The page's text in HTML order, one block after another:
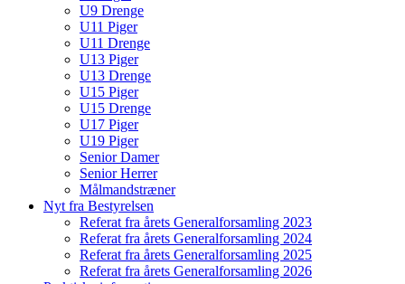
U9 Drenge
U11 Piger
U11 Drenge
U13 Piger
U13 Drenge
U15 Piger
U15 Drenge
U17 Piger
U19 Piger
Senior Damer
Senior Herrer
Målmandstræner
Nyt fra Bestyrelsen
Referat fra årets Generalforsamling 2023
Referat fra årets Generalforsamling 2024
Referat fra årets Generalforsamling 2025
Referat fra årets Generalforsamling 2026